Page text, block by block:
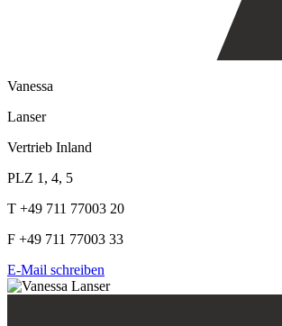
Vanessa
Lanser
Vertrieb Inland
PLZ 1, 4, 5
T +49 711 77003 20
F +49 711 77003 33
E-Mail schreiben